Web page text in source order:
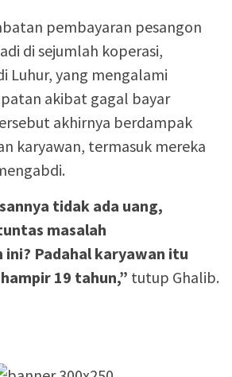
pembayaran pesangon
di sejumlah koperasi,
Luhur, yang mengalami
akibat gagal bayar
akhirnya berdampak
karyawan, termasuk mereka
tidak ada uang,
masalah
Padahal karyawan itu
19 tahun,” tutup Ghalib.